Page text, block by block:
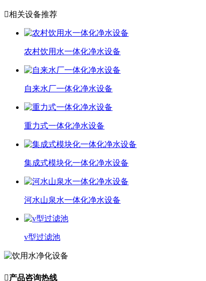
相关设备推荐
农村饮用水一体化净水设备
自来水厂一体化净水设备
重力式一体化净水设备
集成式模块化一体化净水设备
河水山泉水一体化净水设备
v型过滤池
产品咨询热线